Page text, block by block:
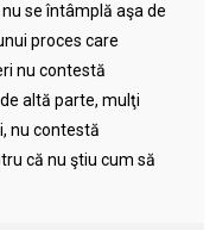
se întâmplă aşa de
proces care
nu contestă
altă parte, mulţi
nu contestă
că nu ştiu cum să